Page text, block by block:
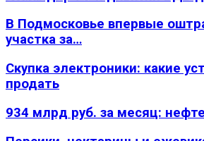
В Подмосковье впервые
участка за…
Скупка электроники: какие
продать
934 млрд руб. за месяц: